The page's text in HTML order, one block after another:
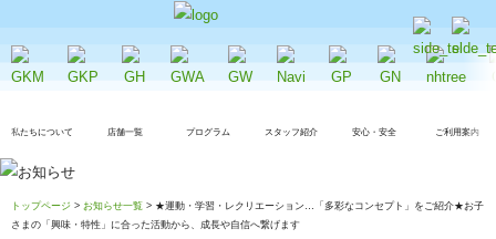
私たちについて 店舗一覧 プログラム スタッフ紹介 安心・安全 ご利用案内
トップページ > お知らせ一覧 > ★運動・学習・レクリエーション…「多彩なコンセプト」をご紹介★お子
さまの「興味・特性」に合った活動から、成長や自信へ繋げます